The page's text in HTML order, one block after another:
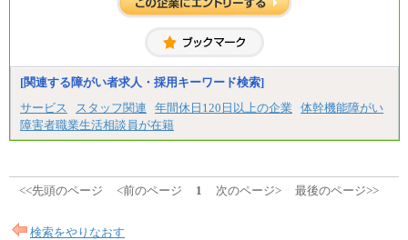
⑱月給212,000円以上
⑲東京：月給202,000 円以上 、京都：月給193,000 円
⑳月給205,000円以上
㉒月給185,000 円以上
㉓月給224,500円以上
※全コース共通※ 能力・経験・勤務地などにより
異なります
※試用期間中も給与に変更はございません。
[関連する障がい者求人・採用キーワード検索]
サービス
スタッフ関連 年間休日120日以上の企業
体幹機能障がい
障害者職業生活相談員が在籍
<<先頭のページ <前のページ 1 次のページ> 最後のページ>>
検索をやりなおす